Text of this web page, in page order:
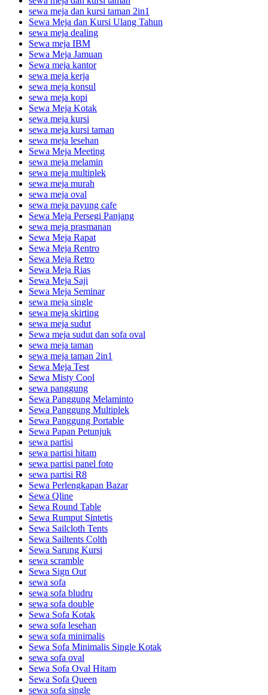
sewa meja dan kursi taman 2in1
Sewa Meja dan Kursi Ulang Tahun
sewa meja dealing
Sewa meja IBM
Sewa Meja Jamuan
Sewa meja kantor
sewa meja kerja
sewa meja konsul
sewa meja kopi
Sewa Meja Kotak
sewa meja kursi
sewa meja kursi taman
sewa meja lesehan
Sewa Meja Meeting
sewa meja melamin
sewa meja multiplek
sewa meja murah
sewa meja oval
sewa meja payung cafe
Sewa Meja Persegi Panjang
sewa meja prasmanan
Sewa Meja Rapat
Sewa Meja Rentro
Sewa Meja Retro
Sewa Meja Rias
Sewa Meja Saji
Sewa Meja Seminar
sewa meja single
sewa meja skirting
sewa meja sudut
Sewa meja sudut dan sofa oval
sewa meja taman
sewa meja taman 2in1
Sewa Meja Test
Sewa Misty Cool
sewa panggung
Sewa Panggung Melaminto
Sewa Panggung Multiplek
Sewa Panggung Portable
Sewa Papan Petunjuk
sewa partisi
sewa partisi hitam
sewa partisi panel foto
sewa partisi R8
Sewa Perlengkapan Bazar
Sewa Qline
Sewa Round Table
Sewa Rumput Sintetis
Sewa Sailcloth Tents
Sewa Sailtents Colth
Sewa Sarung Kursi
sewa scramble
Sewa Sign Out
sewa sofa
sewa sofa bludru
sewa sofa double
Sewa Sofa Kotak
sewa sofa lesehan
sewa sofa minimalis
Sewa Sofa Minimalis Single Kotak
sewa sofa oval
Sewa Sofa Oval Hitam
Sewa Sofa Queen
sewa sofa single